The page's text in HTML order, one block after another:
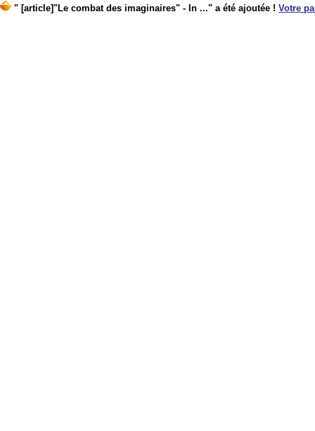
" [article]"Le combat des imaginaires" - In ..." a été ajoutée ! Votre